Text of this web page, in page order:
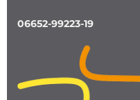
06652-99223-19